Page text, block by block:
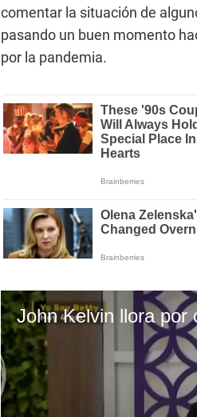
comentar la situación de
pasando un buen momento
por la pandemia.
John Kelvin llora por